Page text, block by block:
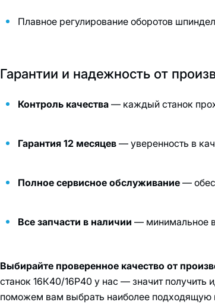
Плавное регулирование оборотов
Гарантии и надежность от
Контроль качества — каждый станок
Гарантия 12 месяцев — уверенность в
Полное сервисное обслуживание —
Все запчасти в наличии — минимальное
Выбирайте проверенное качество от
станок 16К40/16Р40 у нас — значит получить
поможем вам выбрать наиболее подходящую